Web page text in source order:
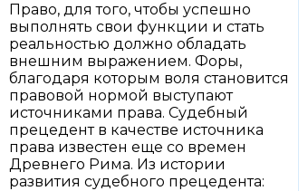
Право, для того, чтобы успешно
выполнять свои функции и стать
реальностью должно обладать
внешним выражением. Форы,
благодаря которым воля становится
правовой нормой выступают
источниками права. Судебный
прецедент в качестве источника
права известен еще со времен
Древнего Рима. Из истории
развития судебного прецедента: